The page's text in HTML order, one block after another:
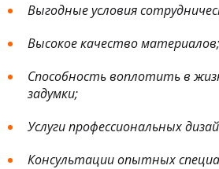
Выгодные условия
Высокое качество материалов;
Способность воплотить в
задумки;
Услуги профессиональных
Консультации опытных